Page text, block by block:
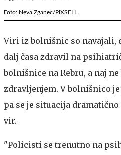
Foto: Neva Zganec/PIXSELL
Viri iz bolnišnic so navajali,
dalj časa zdravil na
bolnišnice na Rebru, a naj
zdravljenjem. V bolnišnico
pa se je situacija
vir.
"Policisti se trenutno na